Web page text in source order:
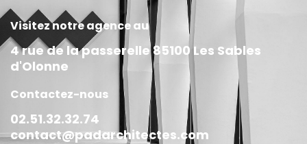
Visitez notre agence au
4 rue de la passerelle 85100 Les Sables
d'Olonne
Contactez-nous
02.51.32.32.74
contact@padarchitectes.com